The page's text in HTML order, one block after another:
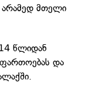
არამედ მთელი
წლიდან
და